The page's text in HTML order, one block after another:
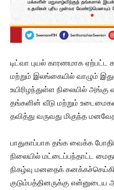
டிட்வா புயல் காரணமாக ஏற்பட்ட
மற்றும் இலங்கையில் வாழும்
உயிரிழந்துள்ள நிலையில் அங்கு
தங்களின் வீடு மற்றும்
தவித்து வருவது மிகுந்த
பாதுகாப்பாக தங்க வைக்க
நிலையில் மட்டைப்பந்தாட்ட
நிகழ்வு மனதைக்
குடும்பத்தினருக்கு என்னுடைய